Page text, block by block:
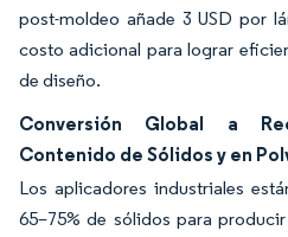
post-moldeo añade 3 USD por
costo adicional para lograr
de diseño.
Conversión Global a
Contenido de Sólidos y en
Los aplicadores industriales
65–75% de sólidos para